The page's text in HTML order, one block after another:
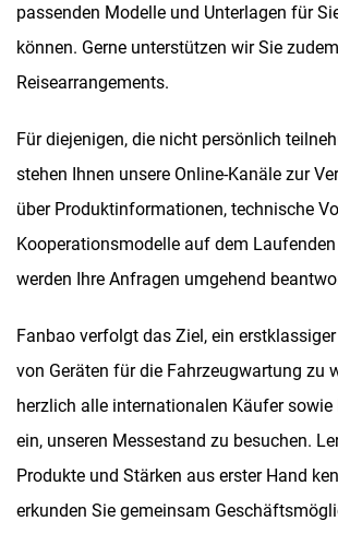
passenden Modelle und Unterlagen für
können. Gerne unterstützen wir Sie
Reisearrangements.
Für diejenigen, die nicht persönlich
stehen Ihnen unsere Online-Kanäle zur
über Produktinformationen, technische
Kooperationsmodelle auf dem
werden Ihre Anfragen umgehend
Fanbao verfolgt das Ziel, ein
von Geräten für die Fahrzeugwartung zu
herzlich alle internationalen Käufer sowie
ein, unseren Messestand zu besuchen.
Produkte und Stärken aus erster Hand
erkunden Sie gemeinsam